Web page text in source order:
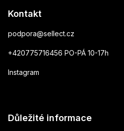
Kontakt
podpora@sellect.cz
+420775716456 PO-PÁ 10-17h
Instagram
Důležité informace